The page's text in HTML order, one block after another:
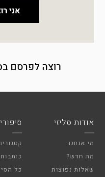
רוצה לפרסם
אודות סליזי
מי אנחנו
מה חדש?
שאלות נפוצות
כל